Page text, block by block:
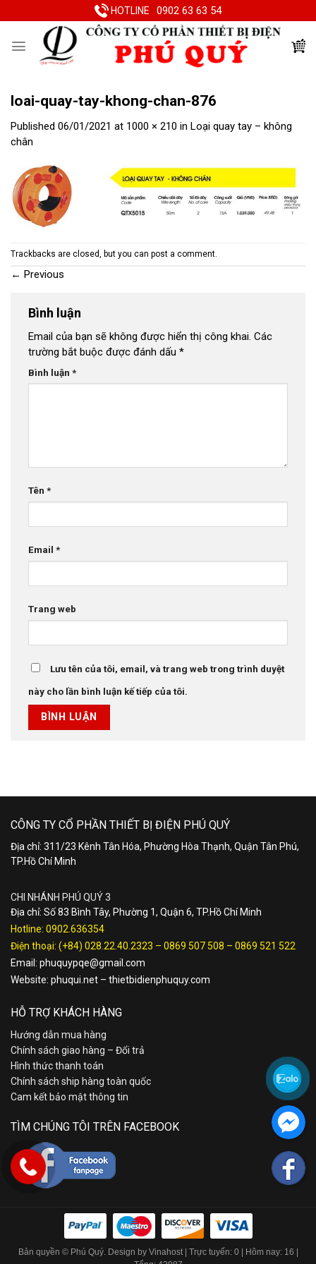
to
HOTLINE 0902 63 63 54
loai-quay-tay-khong-chan-876
Published 06/01/2021 at 1000 × 210 in Loại quay tay – không
chân
Trackbacks are closed, but you can post a comment.
← Previous
Bình luận
Email của bạn sẽ không được hiển thị công khai. Các
trường bắt buộc được đánh dấu *
Bình luận *
Tên *
Email *
Trang web
Lưu tên của tôi, email, và trang web trong trình duyệt
này cho lần bình luận kế tiếp của tôi.
CÔNG TY CỔ PHẦN THIẾT BỊ ĐIỆN PHÚ QUÝ
Địa chỉ: 311/23 Kênh Tân Hóa, Phường Hòa Thạnh, Quận Tân Phú,
TP.Hồ Chí Minh
CHI NHÁNH PHÚ QUÝ 3
Địa chỉ: Số 83 Bình Tây, Phường 1, Quận 6, TP.Hồ Chí Minh
Hotline: 0902.636354
Điện thoại: (+84) 028.22.40.2323 – 0869 507 508 – 0869 521 522
Email: phuquypqe@gmail.com
Website: phuqui.net – thietbidienphuquy.com
HỖ TRỢ KHÁCH HÀNG
Hướng dẫn mua hàng
Chính sách giao hàng – Đổi trả
Hình thức thanh toán
Chính sách ship hàng toàn quốc
Cam kết bảo mật thông tin
TÌM CHÚNG TÔI TRÊN FACEBOOK
Bản quyền © Phú Quý. Design by Vinahost | Trực tuyến: 0 | Hôm nay: 16 |